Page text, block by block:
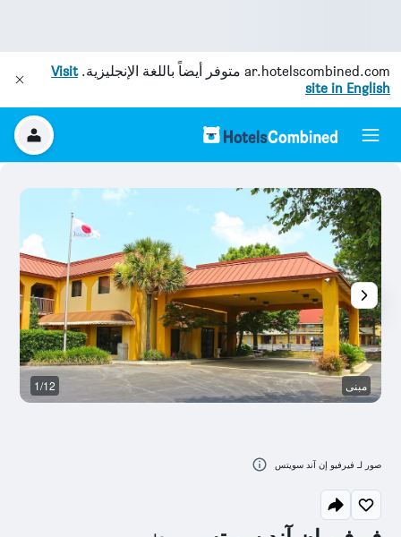
ar.hotelscombined.com متوفر أيضاً باللغة الإنجليزية.Visit
site in English
مبنى 1/12
صور لـ فيرفيو إن آند سويتس